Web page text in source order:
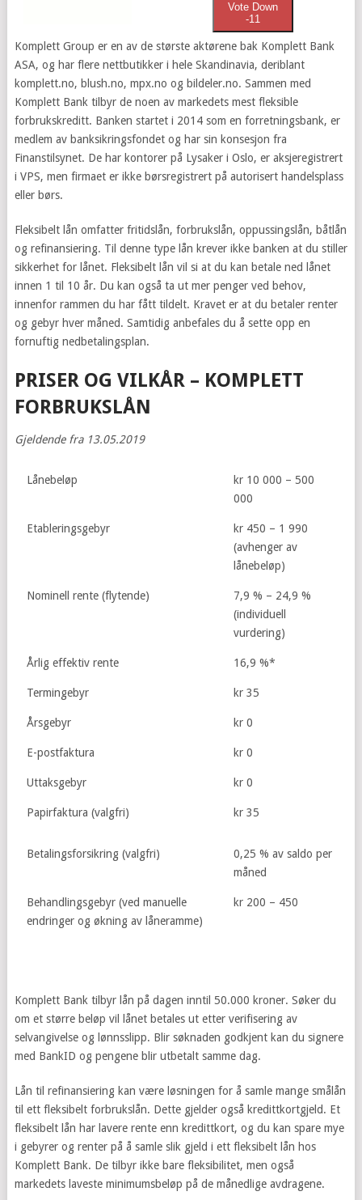
Vote Down
-11
Komplett Group er en av de største aktørene bak Komplett Bank
ASA, og har flere nettbutikker i hele Skandinavia, deriblant
komplett.no, blush.no, mpx.no og bildeler.no. Sammen med
Komplett Bank tilbyr de noen avmarkedets mest fleksible
forbrukskreditt. Banken startet i 2014 som en forretningsbank, er
medlem av banksikringsfondet og har sin konsesjon fra
Finanstilsynet. De har kontorer på Lysaker i Oslo, er aksjeregistrert
i VPS, men firmaet er ikke børsregistrert på autorisert handelsplass
eller børs.
Fleksibelt lån omfatter fritidslån, forbrukslån, oppussingslån, båtlån
og refinansiering. Til denne type lån krever ikke banken at du stiller
sikkerhet for lånet. Fleksibelt lån vil si at du kan betale ned lånet
innen 1 til 10 år. Du kan også ta ut mer penger ved behov,
innenfor rammen du har fått tildelt. Kravet er at du betaler renter
og gebyr hver måned. Samtidig anbefales du å sette opp en
fornuftig nedbetalingsplan.
PRISER OG VILKÅR – KOMPLETT
FORBRUKSLÅN
Gjeldende fra 13.05.2019
Lånebeløp
kr 10 000 – 500
000
Etableringsgebyr
kr 450 – 1 990
(avhenger av
lånebeløp)
Nominell rente (flytende)
7,9 % – 24,9 %
(individuell
vurdering)
Årlig effektiv rente 16,9 %*
Termingebyr kr 35
Årsgebyr kr 0
E-postfaktura kr 0
Uttaksgebyr kr 0
Papirfaktura (valgfri) kr 35
Betalingsforsikring (valgfri)
0,25 % av saldo per
måned
Behandlingsgebyr (ved manuelle
endringer og økning av låneramme)
kr 200 – 450
Komplett Bank tilbyr lån på dagen inntil 50.000 kroner. Søker du
om et større beløp vil lånet betales ut etter verifisering av
selvangivelse og lønnsslipp. Blir søknaden godkjent kan du signere
med BankID og pengene blir utbetalt samme dag.
Lån til refinansiering kan være løsningen for å samle mange smålån
til ett fleksibelt forbrukslån. Dette gjelder også kredittkortgjeld. Et
fleksibelt lån har lavere rente enn kredittkort, og du kan spare mye
i gebyrer og renter på å samle slik gjeld i ett fleksibelt lån hos
Komplett Bank. De tilbyr ikke bare fleksibilitet, men også
markedets laveste minimumsbeløp på de månedlige avdragene.